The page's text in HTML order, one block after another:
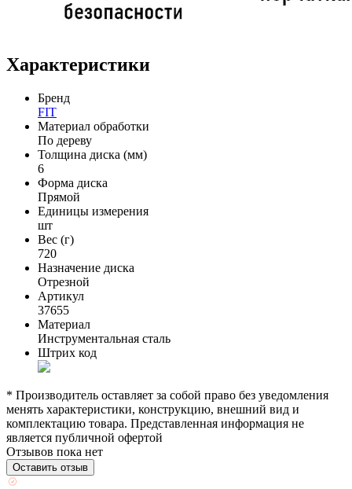
Характеристики
Бренд
FIT
Материал обработки
По дереву
Толщина диска (мм)
6
Форма диска
Прямой
Единицы измерения
шт
Вес (г)
720
Назначение диска
Отрезной
Артикул
37655
Материал
Инструментальная сталь
Штрих код
* Производитель оставляет за собой право без уведомления
менять характеристики, конструкцию, внешний вид и
комплектацию товара. Представленная информация не
является публичной офертой
Отзывов пока нет
Оставить отзыв